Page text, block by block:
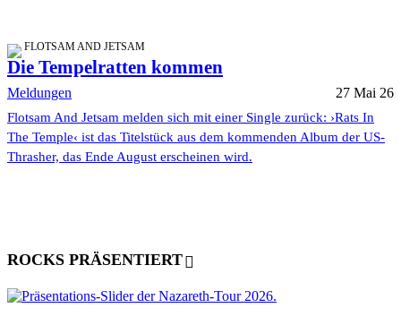
FLOTSAM AND JETSAM
Die Tempelratten kommen
Meldungen 27 Mai 26
Flotsam And Jetsam melden sich mit einer Single zurück: ›Rats In
The Temple‹ ist das Titelstück aus dem kommenden Album der US-
Thrasher, das Ende August erscheinen wird.
ROCKS PRÄSENTIERT